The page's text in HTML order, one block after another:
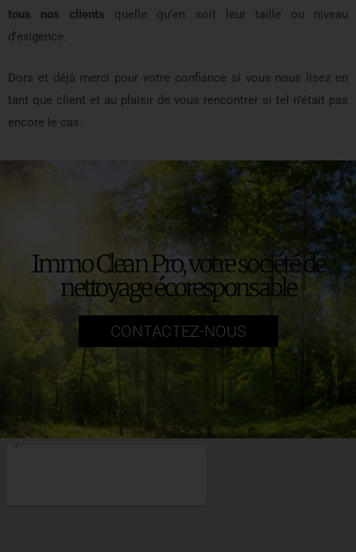
tous nos clients quelle qu’en soit leur taille ou niveau
d’exigence.
Dors et déjà merci pour votre confiance si vous nous lisez en
tant que client et au plaisir de vous rencontrer si tel n’était pas
encore le cas.
Immo Clean Pro, votre société de
nettoyage écoresponsable
CONTACTEZ-NOUS